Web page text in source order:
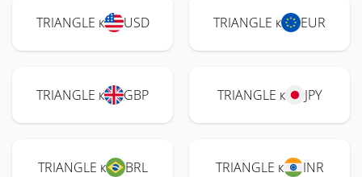
TRIANGLE к USD TRIANGLE к EUR
TRIANGLE к GBP TRIANGLE к JPY
TRIANGLE к BRL TRIANGLE к INR